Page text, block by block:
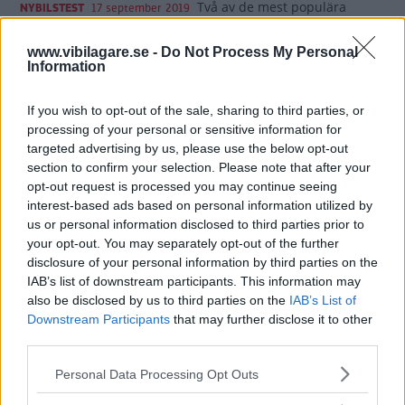
www.vibilagare.se - Do Not Process My Personal
Information
If you wish to opt-out of the sale, sharing to third parties, or
processing of your personal or sensitive information for
targeted advertising by us, please use the below opt-out
section to confirm your selection. Please note that after your
opt-out request is processed you may continue seeing
interest-based ads based on personal information utilized by
us or personal information disclosed to third parties prior to
your opt-out. You may separately opt-out of the further
disclosure of your personal information by third parties on the
IAB’s list of downstream participants. This information may
also be disclosed by us to third parties on the IAB’s List of
Downstream Participants that may further disclose it to other
Please note that this website/app uses one or more Google
Personal Data Processing Opt Outs
NYBILSTEST 17 september 2019 Två av de mest populära
nykomling i klassen. En tät kamp mellan Citroën C5 Aircross,
Honda CR-V Hybrid och Toyota RAV4 stundar.
Provkörning: Toyota
Camry (2019)
PROVKÖRNING 16 juni 2019
Efter 15 års frånvaro låter Toyota
den stora sedanen Camry göra comeback i Sverige. Fansen
gläds men vi tror det här främst kommer att bli en
taxifavorit!
0 kommentarer Gasa (10) Bromsa (1)
Provkörning: Toyota
Corolla (2019)